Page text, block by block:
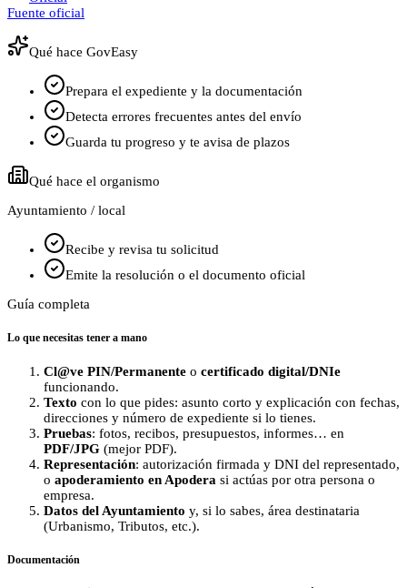
Fuente oficial
Qué hace GovEasy
Prepara el expediente y la documentación
Detecta errores frecuentes antes del envío
Guarda tu progreso y te avisa de plazos
Qué hace el organismo
Ayuntamiento / local
Recibe y revisa tu solicitud
Emite la resolución o el documento oficial
Guía completa
Lo que necesitas tener a mano
Cl@ve PIN/Permanente o certificado digital/DNIe
funcionando.
Texto con lo que pides: asunto corto y explicación con fechas,
direcciones y número de expediente si lo tienes.
Pruebas: fotos, recibos, presupuestos, informes… en
PDF/JPG (mejor PDF).
Representación: autorización firmada y DNI del representado,
o apoderamiento en Apodera si actúas por otra persona o
empresa.
Datos del Ayuntamiento y, si lo sabes, área destinataria
(Urbanismo, Tributos, etc.).
Documentación